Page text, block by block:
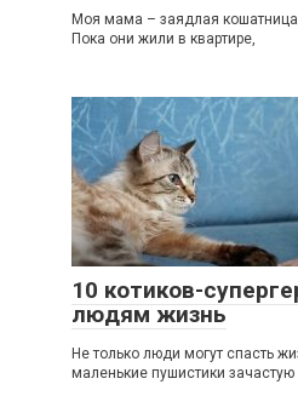
Моя мама – заядлая
Пока они жили в квартире,
10 котиков-
людям жизнь
Не только люди могут спасть
маленькие пушистики